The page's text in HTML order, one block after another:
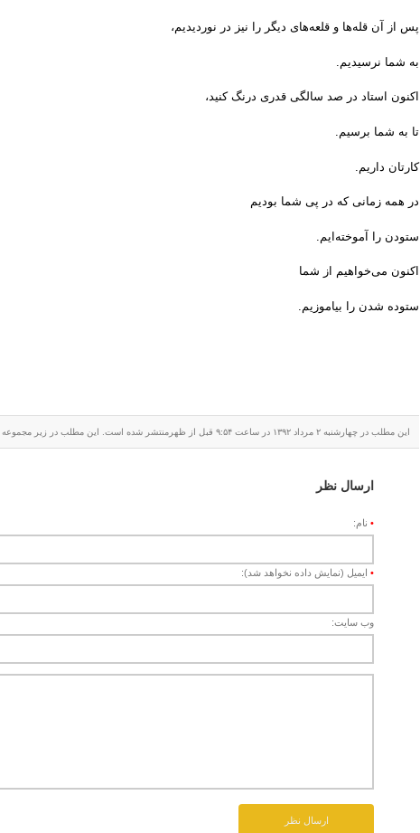
پس از آن قله‌ها و قلعه‌های دیگر را نیز در نوردیدیم،
به شما نرسیدیم.
اکنون استاد در صد سالگی قدری درنگ کنید،
تا به شما برسیم.
کارتان داریم.
در همه زمانی که در پی شما بودیم
ستودن را آموخته‌ایم.
اکنون می‌خواهیم از شما
ستوده شدن را بیاموزیم.
این مطلب در چهارشنبه ۲ مرداد ۱۳۹۲ در ساعت ۹:۵۴ قبل از ظهرمنتشر شده است. این مطلب در زیر مجموعه
ارسال نظر
• نام:
• ایمیل (نمایش داده نخواهد شد):
وب سایت: